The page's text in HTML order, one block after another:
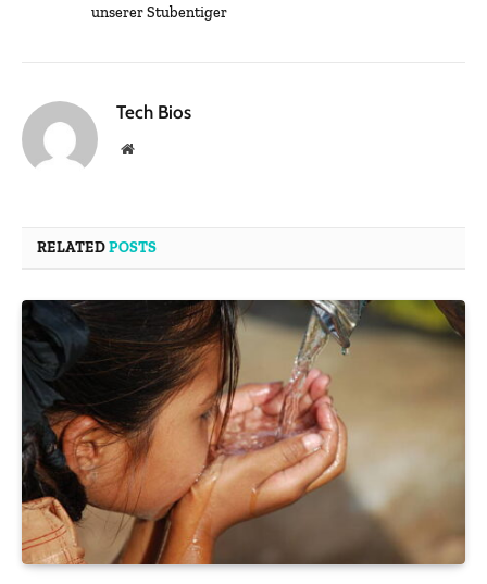
unserer Stubentiger
Tech Bios
Website
RELATEDPOSTS